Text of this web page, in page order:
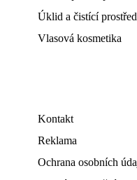
Úklid a čistící
Vlasová kosmetika
Kontakt
Reklama
Ochrana osobních